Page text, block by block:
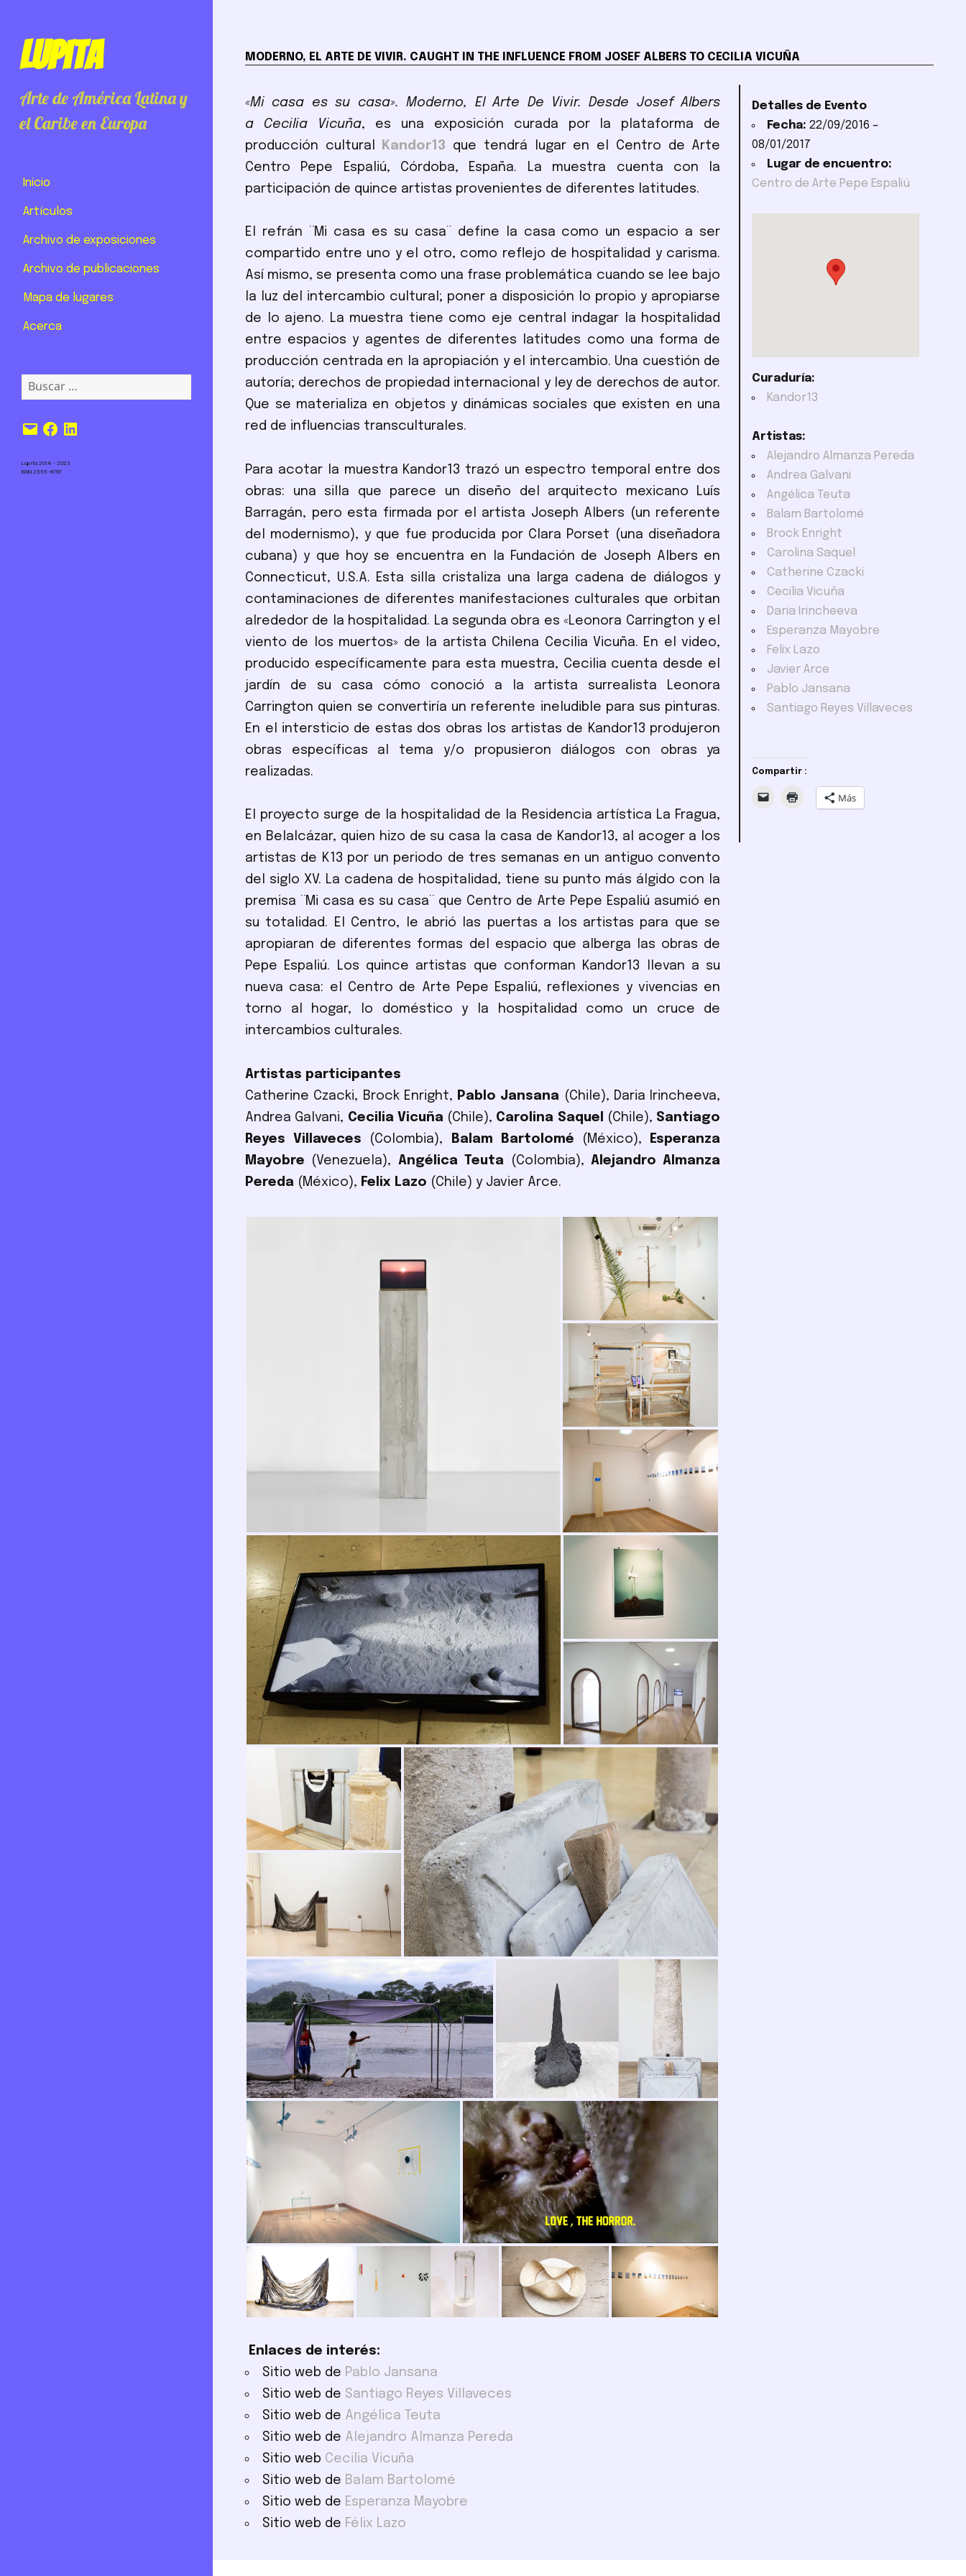
Lupita
Arte de América Latina y
el Caribe en Europa
Inicio
Artículos
Archivo de exposiciones
Archivo de publicaciones
Mapa de lugares
Acerca
Buscar:
Correo
electrónico
Facebook
LinkedIn
Lupita 2014 – 2023
ISSN 2555-6797
MODERNO, EL ARTE DE VIVIR. CAUGHT IN THE INFLUENCE FROM JOSEF ALBERS TO CECILIA VICUÑA
«Mi casa es su casa». Moderno, El Arte De Vivir. Desde Josef Albers
a Cecilia Vicuña, es una exposición curada por la plataforma de
producción cultural
Kandor13 que tendrá lugar en el Centro de Arte
Centro Pepe Espaliú, Córdoba, España. La muestra cuenta con la
participación de quince artistas provenientes de diferentes latitudes.
El refrán ¨Mi casa es su casa¨ define la casa como un espacio a ser
compartido entre uno y el otro, como reflejo de hospitalidad y carisma.
Así mismo, se presenta como una frase problemática cuando se lee bajo
la luz del intercambio cultural; poner a disposición lo propio y apropiarse
de lo ajeno. La muestra tiene como eje central indagar la hospitalidad
entre espacios y agentes de diferentes latitudes como una forma de
producción centrada en la apropiación y el intercambio. Una cuestión de
autoría; derechos de propiedad internacional y ley de derechos de autor.
Que se materializa en objetos y dinámicas sociales que existen en una
red de influencias transculturales.
Para acotar la muestra Kandor13 trazó un espectro temporal entre dos
obras: una silla que parece un diseño del arquitecto mexicano Luís
Barragán, pero esta firmada por el artista Joseph Albers (un referente
del modernismo), y que fue producida por Clara Porset (una diseñadora
cubana) y que hoy se encuentra en la Fundación de Joseph Albers en
Connecticut, U.S.A. Esta silla cristaliza una larga cadena de diálogos y
contaminaciones de diferentes manifestaciones culturales que orbitan
alrededor de la hospitalidad. La segunda obra es «Leonora Carrington y el
viento de los muertos» de la artista Chilena Cecilia Vicuña. En el video,
producido específicamente para esta muestra, Cecilia cuenta desde el
jardín de su casa cómo conoció a la artista surrealista Leonora
Carrington quien se convertiría un referente ineludible para sus pinturas.
En el intersticio de estas dos obras los artistas de Kandor13 produjeron
obras específicas al tema y/o propusieron diálogos con obras ya
realizadas.
El proyecto surge de la hospitalidad de la Residencia artística La Fragua,
en Belalcázar, quien hizo de su casa la casa de Kandor13, al acoger a los
artistas de K13 por un periodo de tres semanas en un antiguo convento
del siglo XV. La cadena de hospitalidad, tiene su punto más álgido con la
premisa ¨Mi casa es su casa¨ que Centro de Arte Pepe Espaliú asumió en
su totalidad. El Centro, le abrió las puertas a los artistas para que se
apropiaran de diferentes formas del espacio que alberga las obras de
Pepe Espaliú. Los quince artistas que conforman Kandor13 llevan a su
nueva casa: el Centro de Arte Pepe Espaliú, reflexiones y vivencias en
torno al hogar, lo doméstico y la hospitalidad como un cruce de
intercambios culturales.
Artistas participantes
Catherine Czacki, Brock Enright, Pablo Jansana (Chile), Daria Irincheeva,
Andrea Galvani, Cecilia Vicuña(Chile), Carolina Saquel (Chile), Santiago
Reyes Villaveces (Colombia), Balam Bartolomé (México),
Esperanza
Mayobre (Venezuela), Angélica Teuta (Colombia), Alejandro Almanza
Pereda (México), Felix Lazo (Chile) y Javier Arce.
Enlaces de interés:
Sitio web de Pablo Jansana
Sitio web de Santiago Reyes Villaveces
Sitio web de Angélica Teuta
Sitio web de Alejandro Almanza Pereda
Sitio web Cecilia Vicuña
Sitio web de Balam Bartolomé
Sitio web de Esperanza Mayobre
Sitio web de Félix Lazo
Detalles de Evento
Fecha: 22/09/2016 –
08/01/2017
Lugar de encuentro:
Centro de Arte Pepe Espaliú
Curaduría:
Kandor13
Artistas:
Alejandro Almanza Pereda
Andrea Galvani
Angélica Teuta
Balam Bartolomé
Brock Enright
Carolina Saquel
Catherine Czacki
Cecilia Vicuña
Daria Irincheeva
Esperanza Mayobre
Felix Lazo
Javier Arce
Pablo Jansana
Santiago Reyes Villaveces
Compartir :
Más